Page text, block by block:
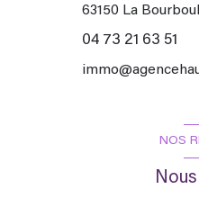
63150 La
04 73 21 63 51
NOS